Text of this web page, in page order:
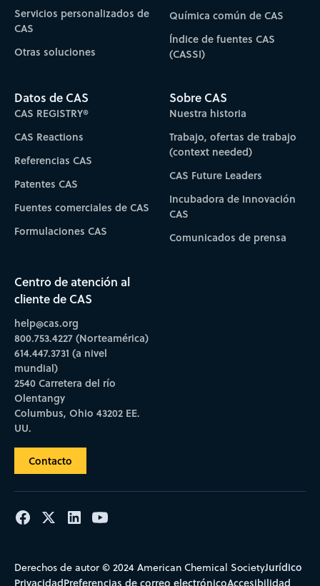
Servicios personalizados de
CAS
Otras soluciones
Química común de CAS
Índice de fuentes CAS
(CASSI)
Datos de CAS
CAS REGISTRY®
CAS Reactions
Referencias CAS
Patentes CAS
Fuentes comerciales de CAS
Formulaciones CAS
Sobre CAS
Nuestra historia
Trabajo, ofertas de trabajo
(context needed)
CAS Future Leaders
Incubadora de Innovación
CAS
Comunicados de prensa
Centro de atención al
cliente de CAS
help@cas.org
800.753.4227 (Norteamérica)
614.447.3731 (a nivel
mundial)
2540 Carretera del río
Olentangy
Columbus, Ohio 43202 EE.
UU.
Contacto
Derechos de autor © 2024 American Chemical SocietyJurídico
PrivacidadPreferencias de correo electrónicoAccesibilidad